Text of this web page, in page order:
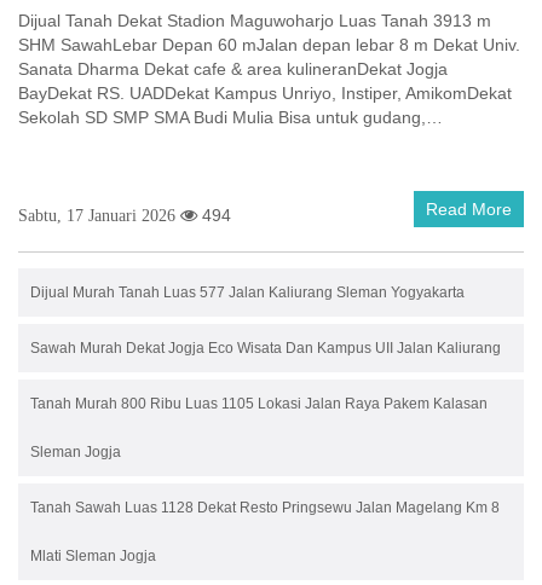
Dijual Tanah Dekat Stadion Maguwoharjo Luas Tanah 3913 m
SHM SawahLebar Depan 60 mJalan depan lebar 8 m Dekat Univ.
Sanata Dharma Dekat cafe & area kulineranDekat Jogja
BayDekat RS. UADDekat Kampus Unriyo, Instiper, AmikomDekat
Sekolah SD SMP SMA Budi Mulia Bisa untuk gudang,…
Sabtu, 17 Januari 2026 494 Read More
Dijual Murah Tanah Luas 577 Jalan Kaliurang Sleman Yogyakarta
Sawah Murah Dekat Jogja Eco Wisata Dan Kampus UII Jalan Kaliurang
Tanah Murah 800 Ribu Luas 1105 Lokasi Jalan Raya Pakem Kalasan
Sleman Jogja
Tanah Sawah Luas 1128 Dekat Resto Pringsewu Jalan Magelang Km 8
Mlati Sleman Jogja